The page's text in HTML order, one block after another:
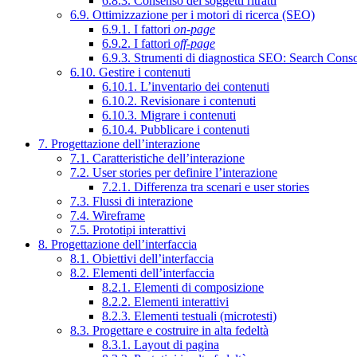
6.9. Ottimizzazione per i motori di ricerca (SEO)
6.9.1. I fattori on-page
6.9.2. I fattori off-page
6.9.3. Strumenti di diagnostica SEO: Search
6.10. Gestire i contenuti
6.10.1. L’inventario dei contenuti
6.10.2. Revisionare i contenuti
6.10.3. Migrare i contenuti
6.10.4. Pubblicare i contenuti
7. Progettazione dell’interazione
7.1. Caratteristiche dell’interazione
7.2. User stories per definire l’interazione
7.2.1. Differenza tra scenari e user stories
7.3. Flussi di interazione
7.4. Wireframe
7.5. Prototipi interattivi
8. Progettazione dell’interfaccia
8.1. Obiettivi dell’interfaccia
8.2. Elementi dell’interfaccia
8.2.1. Elementi di composizione
8.2.2. Elementi interattivi
8.2.3. Elementi testuali (microtesti)
8.3. Progettare e costruire in alta fedeltà
8.3.1. Layout di pagina